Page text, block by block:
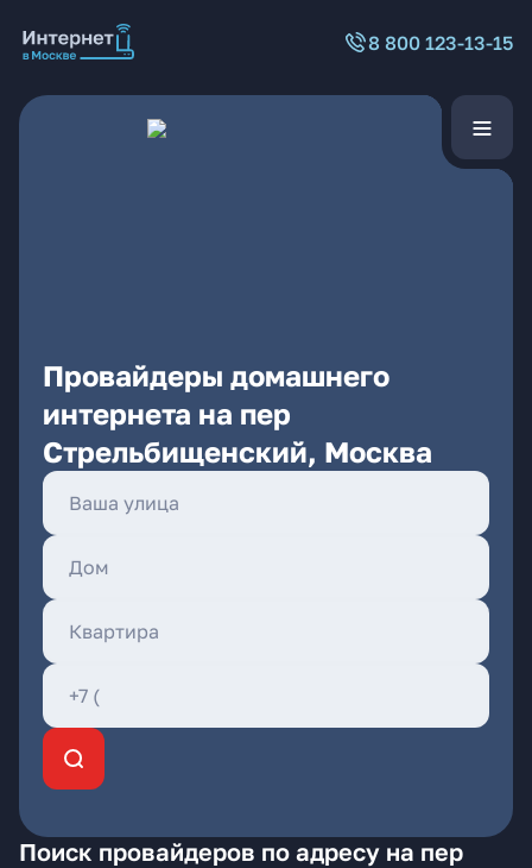
8 800 123-13-15
Провайдеры домашнего
интернета на пер
Стрельбищенский, Москва
Поиск провайдеров по адресу на пер